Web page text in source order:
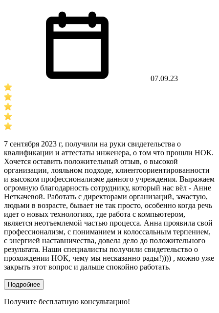
07.09.23
7 сентября 2023 г, получили на руки свидетельства о
квалификации и аттестаты инженера, о том что прошли НОК.
Хочется оставить положительный отзыв, о высокой
организации, лояльном подходе, клиентоориентированности
и высоком профессионализме данного учреждения. Выражаем
огромную благодарность сотруднику, который нас вёл - Анне
Неткачевой. Работать с директорами организаций, зачастую,
людьми в возрасте, бывает не так просто, особенно когда речь
идет о новых технологиях, где работа с компьютером,
является неотъемлемой частью процесса. Анна проявила свой
профессионализм, с пониманием и колоссальным терпением,
с энергией наставничества, довела дело до положительного
результата. Наши специалисты получили свидетельство о
прохождении НОК, чему мы несказанно рады!)))) , можно уже
закрыть этот вопрос и дальше спокойно работать.
Подробнее
Получите бесплатную консультацию!